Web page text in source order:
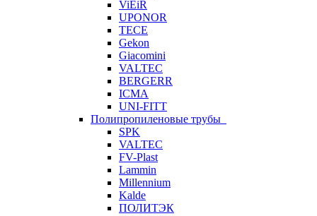
ViEiR
UPONOR
TECE
Gekon
Giacomini
VALTEC
BERGERR
ICMA
UNI-FITT
Полипропиленовые трубы
SPK
VALTEC
FV-Plast
Lammin
Millennium
Kalde
ПОЛИТЭК